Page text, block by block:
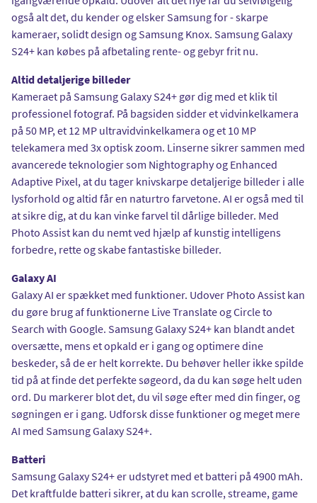
også alt det, du kender og elsker Samsung for - skarpe
kameraer, solidt design og Samsung Knox. Samsung Galaxy
S24+ kan købes på afbetaling rente- og gebyr frit nu.
Altid detaljerige billeder
Kameraet på Samsung Galaxy S24+ gør dig med et klik til
professionel fotograf. På bagsiden sidder et vidvinkelkamera
på 50 MP, et 12 MP ultravidvinkelkamera og et 10 MP
telekamera med 3x optisk zoom. Linserne sikrer sammen med
avancerede teknologier som Nightography og Enhanced
Adaptive Pixel, at du tager knivskarpe detaljerige billeder i alle
lysforhold og altid får en naturtro farvetone. AI er også med til
at sikre dig, at du kan vinke farvel til dårlige billeder. Med
Photo Assist kan du nemt ved hjælp af kunstig intelligens
forbedre, rette og skabe fantastiske billeder.
Galaxy AI
Galaxy AI er spækket med funktioner. Udover Photo Assist kan
du gøre brug af funktionerne Live Translate og Circle to
Search with Google. Samsung Galaxy S24+ kan blandt andet
oversætte, mens et opkald er i gang og optimere dine
beskeder, så de er helt korrekte. Du behøver heller ikke spilde
tid på at finde det perfekte søgeord, da du kan søge helt uden
ord. Du markerer blot det, du vil søge efter med din finger, og
søgningen er i gang. Udforsk disse funktioner og meget mere
AI med Samsung Galaxy S24+.
Batteri
Samsung Galaxy S24+ er udstyret med et batteri på 4900 mAh.
Det kraftfulde batteri sikrer, at du kan scrolle, streame, game